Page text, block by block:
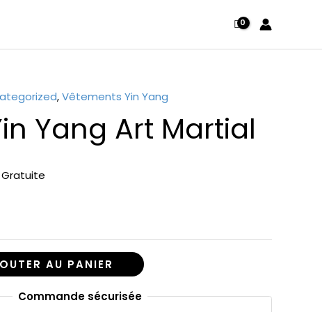
,Vêtements Yin Yang
Yang Art Martial
Gratuite
AU PANIER
Commande sécurisée